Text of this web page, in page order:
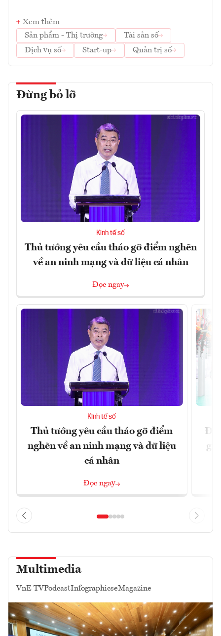
Xem thêm
Sản phẩm - Thị trường
Tài sản số
Dịch vụ số
Start-up Quản trị số
Đừng bỏ lỡ
Kinh tế số
Thủ tướng yêu cầu tháo gỡ điểm nghẽn
về an ninh mạng và dữ liệu cá nhân
Đọc ngay
Kinh tế số
Thủ tướng yêu cầu tháo gỡ điểm
nghẽn về an ninh mạng và dữ liệu
cá nhân
Đọc ngay
Đề
Multimedia
VnE TVPodcastInfographicseMagazine